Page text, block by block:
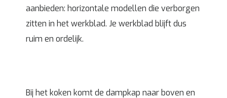
aanbieden: horizontale modellen die verborgen
zitten in het werkblad. Je werkblad blijft dus
ruim en ordelijk.
Bij het koken komt de dampkap naar boven en